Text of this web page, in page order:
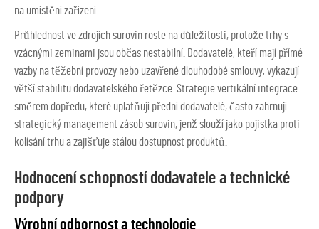
na umístění zařízení.
Průhlednost ve zdrojích surovin roste na důležitosti, protože trhy s
vzácnými zeminami jsou občas nestabilní. Dodavatelé, kteří mají přímé
vazby na těžební provozy nebo uzavřené dlouhodobé smlouvy, vykazují
větší stabilitu dodavatelského řetězce. Strategie vertikální integrace
směrem dopředu, které uplatňují přední dodavatelé, často zahrnují
strategický management zásob surovin, jenž slouží jako pojistka proti
kolísání trhu a zajišťuje stálou dostupnost produktů.
Hodnocení schopností dodavatele a technické
podpory
Výrobní odbornost a technologie